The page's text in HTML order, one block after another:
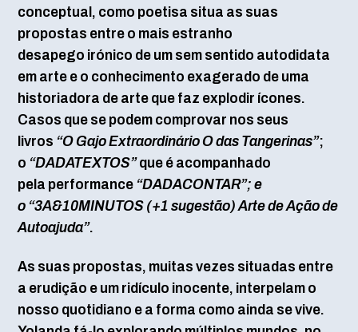
conceptual, como poetisa situa as suas
propostas entre o mais estranho
desapego irónico de um sem sentido autodidata
em arte e o conhecimento exagerado de uma
historiadora de arte que faz explodir ícones.
Casos que se podem comprovar nos seus
livros “O Gajo Extraordinário O das Tangerinas”;
o “DADATEXTOS”que é acompanhado
pela performance“DADACONTAR”; e
o “3A&10MINUTOS (+1 sugestão) Arte de Ação de
Autoajuda”.
As suas propostas, muitas vezes situadas entre
a erudição e um ridículo inocente, interpelam o
nosso quotidiano e a forma como ainda se vive.